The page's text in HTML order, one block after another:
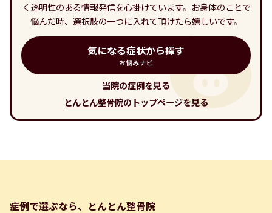
く透明性のある情報発信を心掛けています。お身体のことで
悩んだ時、選択肢の一つに入れて頂けたら嬉しいです。
気になる症状から探す
お悩みナビ
当院の症例を見る
とんとん整骨院のトップページを見る
症例で選ぶなら、とんとん整骨院